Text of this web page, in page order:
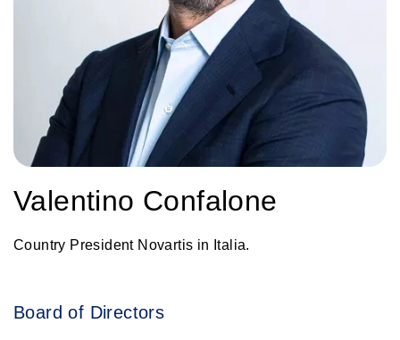
Valentino Confalone
Country President Novartis in Italia.
Board of Directors